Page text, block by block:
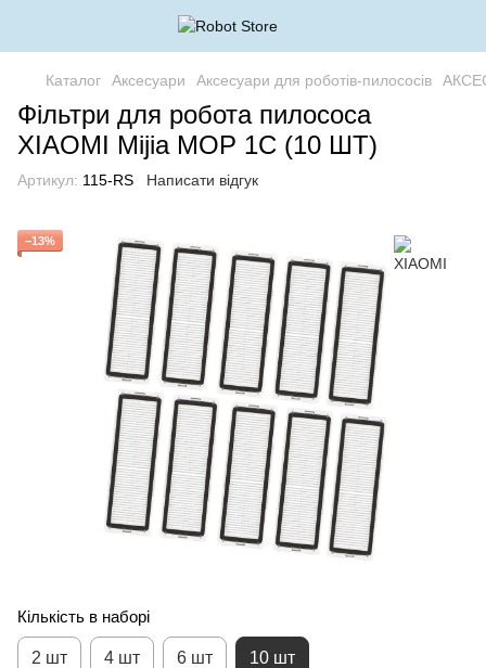
Каталог Аксесуари Аксесуари для роботів-пилососів
Фільтри для робота пилососа
XIAOMI Mijia MOP 1C (10 ШТ)
Артикул: 115-RS Написати відгук
−13%
Кількість в наборі
2 шт 4 шт 6 шт 10 шт